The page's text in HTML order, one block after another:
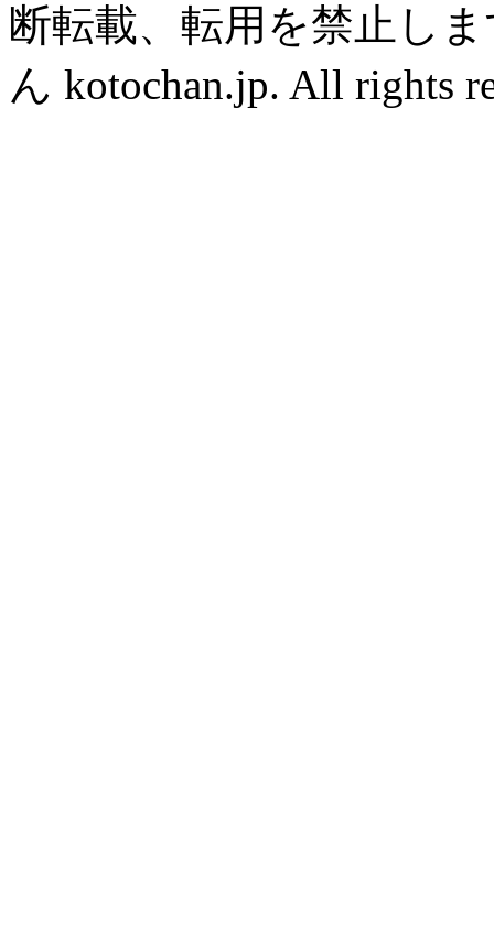
断転載、転用を禁止し
ん kotochan.jp. All rights